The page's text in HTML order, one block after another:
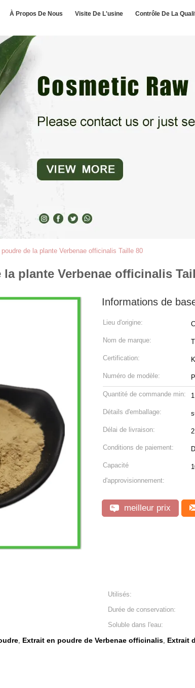
À Propos De Nous Visite De L'usine Contrôle De La
de la plante Verbenae officinalis Taille 80
plante Verbenae officinalis
Informations de
Lieu d'origine:
Nom de marque:
Certification:
Numéro de modèle:
Quantité de commande min:
Détails d'emballage:
Délai de livraison:
Conditions de paiement:
Capacité
d'approvisionnement:
meilleur prix
Utilisés:
Durée de conservation:
Soluble dans l'eau:
, Extrait en poudre de Verbenae officinalis, Extrait